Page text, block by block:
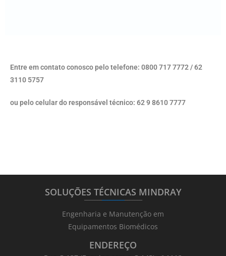
Entre em contato conosco pelo telefone: 0800 717 7772 / 62
3110 5757
ou pelo celular do responsável técnico: 62 9 8610 7777
SOLUÇÕES TÉCNICAS MINDRAY
_______________________
Engenharia e Manutenção em
Equipamentos Biomédicos
ENDEREÇO